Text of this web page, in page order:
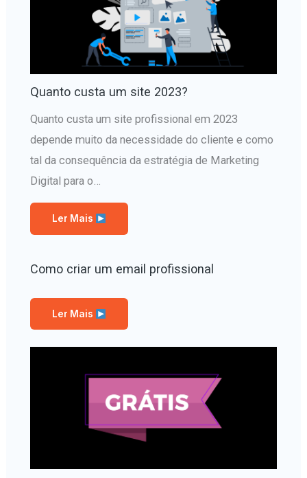
Quanto custa um site 2023?
Quanto custa um site profissional em 2023
depende muito da necessidade do cliente e como
tal da consequência da estratégia de Marketing
Digital para o…
Ler Mais
Como criar um email profissional
Ler Mais